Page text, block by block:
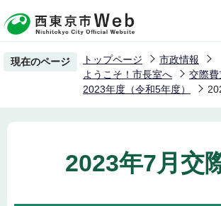
の
ー
の
先
現在のページ トップページ
市政情報
ようこそ！市長室へ
交際費
2023年度（令和5年度）
2023年7月交